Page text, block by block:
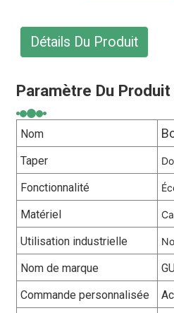
Détails Du Produit
Paramètre Du Produit
Nom
Taper
Fonctionnalité
Matériel
Utilisation industrielle
Nom de marque
Commande personnalisée